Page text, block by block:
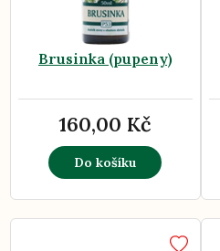
Brusinka (pupeny)
160,00 Kč
Do košíku